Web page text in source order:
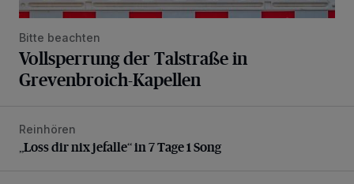
Bitte beachten
Vollsperrung der Talstraße in
Grevenbroich-Kapellen
„Loss dir nix jefalle“ in 7 Tage 1 Song
Reinhören
„Loss dir nix jefalle“ in 7 Tage 1 Song